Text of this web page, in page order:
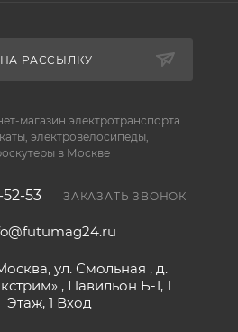
РАССЫЛКУ
магазин электротранспорта.
электровелосипеды,
в Москве
53 ЗАКАЗАТЬ ЗВОНОК
ул. Смольная , д.
, Павильон Б-1, 1
Этаж, 1 Вход